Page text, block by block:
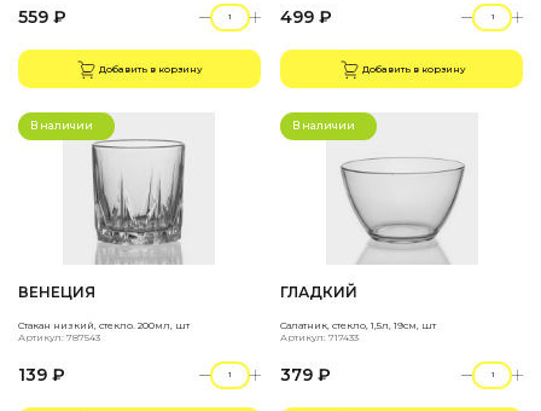
559 ₽
Добавить в корзину
499 ₽
Добавить в корзину
В наличии
ВЕНЕЦИЯ
Стакан низкий, стекло. 200мл, шт
Артикул: 787543
139 ₽
В наличии
ГЛАДКИЙ
Салатник, стекло, 1,5л, 19см, шт
Артикул: 717433
379 ₽